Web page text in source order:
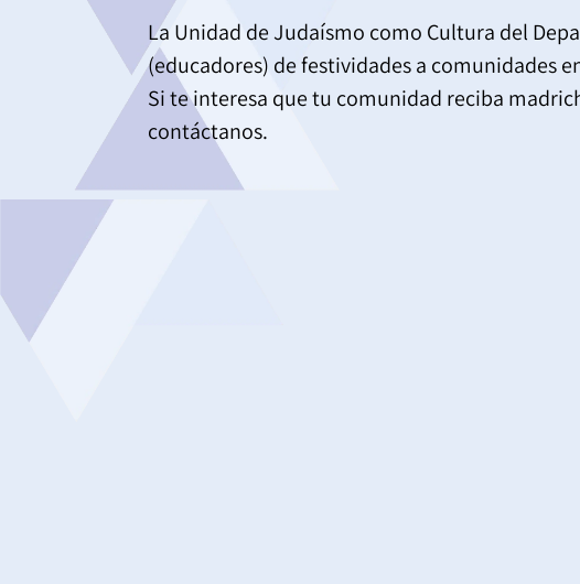
La Unidad de Judaísmo como Cultura del
(educadores) de festividades a comunidades
Si te interesa que tu comunidad reciba
contáctanos.